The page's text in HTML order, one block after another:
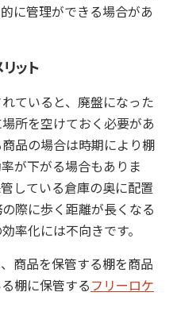
に管理ができる場合があ
ット
ていると、廃盤になった
所を空けておく必要があ
品の場合は時期により棚
が下がる場合もありま
している倉庫の奥に配置
際に歩く距離が長くなる
率化には不向きです。
商品を保管する棚を商品
棚に保管する フリーロケ